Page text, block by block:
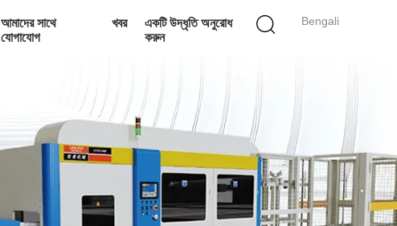
Bengali
আমাদের সাথে
যোগাযোগ
খবর
একটি উদ্ধৃতি অনুরোধ
করুন